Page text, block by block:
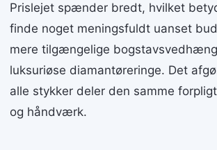
Prislejet spænder bredt, hvilket
finde noget meningsfuldt uanset
mere tilgængelige
luksuriøse diamantøreringe. Det
alle stykker deler den samme
og håndværk.